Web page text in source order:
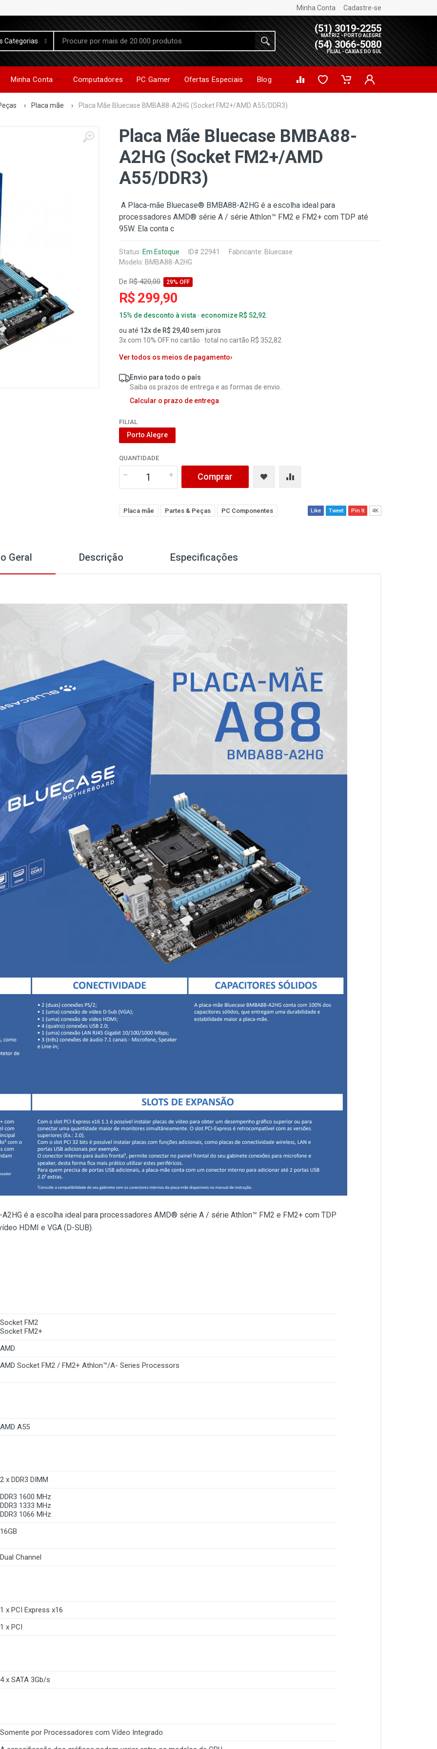
Minha Conta Cadastre-se
(51) 3019-2255
MATRIZ - PORTO ALEGRE
(54) 3066-5080
FILIAL - CAXIAS DO SUL
Minha Conta Computadores PC Gamer Ofertas Especiais Blog
› Placa mãe › Placa Mãe Bluecase BMBA88-A2HG (Socket FM2+/AMD A55/DDR3)
Placa Mãe Bluecase BMBA88-
A2HG (Socket FM2+/AMD
A55/DDR3)
A Placa-mãe Bluecase® BMBA88-A2HG é a escolha ideal para
processadores AMD® série A / série Athlon™ FM2 e FM2+ com TDP até
95W. Ela conta c
Status: Em Estoque ID# 22941 Fabricante: Bluecase
Modelo: BMBA88-A2HG
De R$ 420,00 29% OFF
R$ 299,90
15% de desconto à vista · economize R$ 52,92
ou até 12x de R$ 29,40sem juros
3x com 10% OFF no cartão · total no cartão R$ 352,82
Ver todos os meios de pagamento›
Envio para todo o país
Saiba os prazos de entrega e as formas de envio.
Calcular o prazo de entrega
FILIAL
Porto Alegre
QUANTIDADE
Comprar
Placa mãe Partes & Peças PC Componentes Like Tweet Pin It 4K
Geral Descrição Especificações
é a escolha ideal para processadores AMD® série A / série Athlon™ FM2 e FM2+ com TDP
HDMI e VGA (D-SUB).
Socket FM2
Socket FM2+
AMD
AMD Socket FM2 / FM2+ Athlon™/A- Series Processors
AMD A55
2 x DDR3 DIMM
DDR3 1600 MHz
DDR3 1333 MHz
DDR3 1066 MHz
16GB
Dual Channel
1 x PCI Express x16
1 x PCI
4 x SATA 3Gb/s
Somente por Processadores com Vídeo Integrado